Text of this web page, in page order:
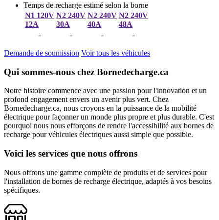
Temps de recharge estimé selon la borne
N1 120V
12A
N2 240V
30A
N2 240V
40A
N2 240V
48A
-
- - -
Demande de soumission Voir tous les véhicules
Qui sommes-nous chez Bornedecharge.ca
Notre histoire commence avec une passion pour l'innovation et un
profond engagement envers un avenir plus vert. Chez
Bornedecharge.ca, nous croyons en la puissance de la mobilité
électrique pour façonner un monde plus propre et plus durable. C'est
pourquoi nous nous efforçons de rendre l'accessibilité aux bornes de
recharge pour véhicules électriques aussi simple que possible.
Voici les services que nous offrons
Nous offrons une gamme complète de produits et de services pour
l'installation de bornes de recharge électrique, adaptés à vos besoins
spécifiques.